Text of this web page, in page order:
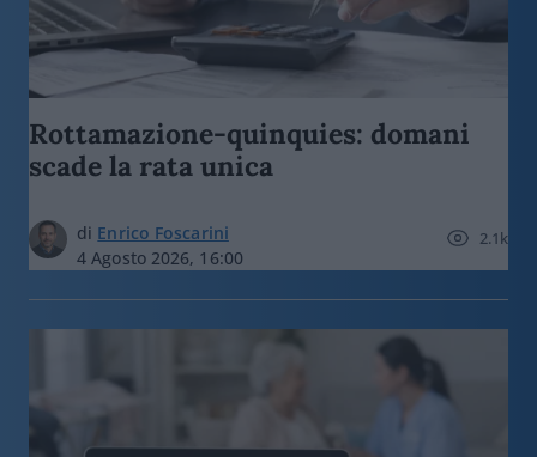
Rottamazione-quinquies: domani
scade la rata unica
di Enrico Foscarini
4 Agosto 2026, 16:00
2.1k